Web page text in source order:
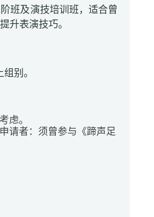
班及演技培训班，适合曾
升表演技巧。
别。
虑。
请者：须曾参与《蹄声足